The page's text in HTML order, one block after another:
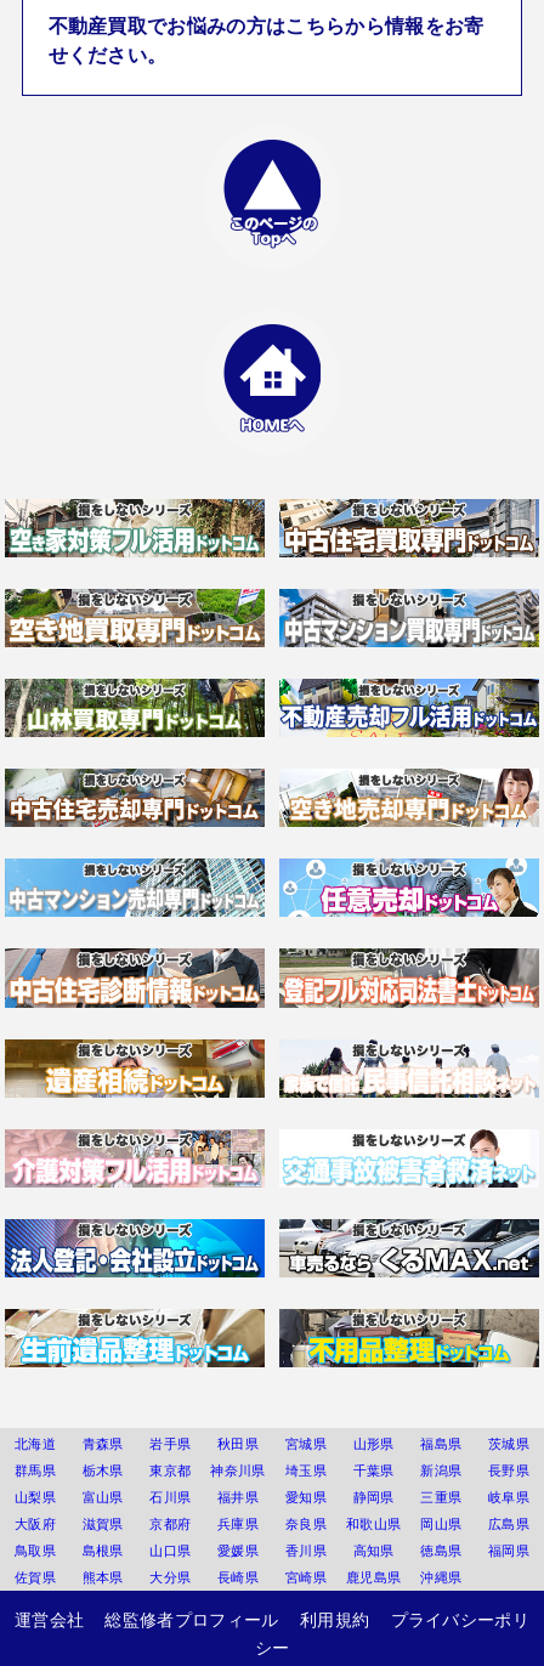
不動産買取でお悩みの方はこちらから情報をお寄
せください。
北海道 青森県 岩手県 秋田県 宮城県 山形県 福島県
茨城県
群馬県
栃木県 東京都 神奈川県 埼玉県 千葉県 新潟県
長野県
山梨県
富山県 石川県 福井県 愛知県 静岡県 三重県
岐阜県
大阪府
滋賀県 京都府 兵庫県 奈良県 和歌山県 岡山県
広島県
鳥取県
島根県 山口県 愛媛県 香川県 高知県 徳島県
福岡県
佐賀県
熊本県 大分県 長崎県 宮崎県 鹿児島県 沖縄県
運営会社 総監修者プロフィール 利用規約
プライバシーポリ
シー